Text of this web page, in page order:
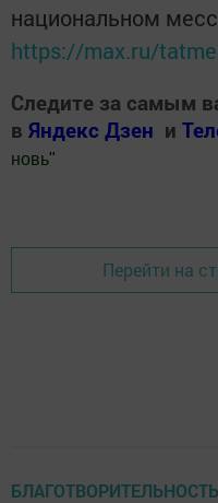
национальном
https://max.ru/
Следите за самым
в Яндекс Дзен и
новь"
Перейти на
БЛАГОТВОРИТЕЛЬНОСТЬ